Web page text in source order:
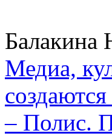
Медиа,
– Полис.